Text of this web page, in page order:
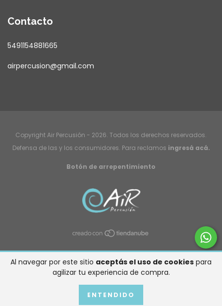
Al navegar por este sitio aceptás el uso de cookies para
agilizar tu experiencia de compra.
ENTENDIDO
Contacto
5491154881665
airpercusion@gmail.com
Copyright Air Percusión - 2026. Todos los derechos reservados.
Defensa de las y los consumidores. Para reclamos ingresá acá.
Botón de arrepentimiento